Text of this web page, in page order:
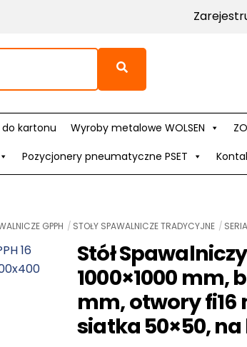
kartonu Wyroby metalowe WOLSEN
Pozycjonery pneumatyczne PSET
GPPH STOŁY SPAWALNICZE TRADYCYJNE
Stół
1000×1000 mm,
mm, otwory fi16
siatka 50×50, na